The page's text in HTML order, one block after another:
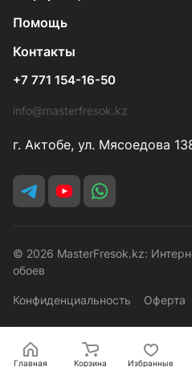
Помощь
Контакты
+7 771 154-16-50
info@masterfresok.kz
г. Актобе, ул. Мясоедова
© 2026 MasterFresok.kz:
обоев
Конфиденциальность Оферта
Главная Корзина Избранные